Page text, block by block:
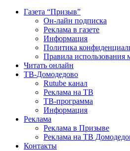
Газета “Призыв”
Он-лайн подписка
Реклама в газете
Информация
Политика
Правила использования
Читать онлайн
ТВ-Домодедово
Rutube канал
Реклама на ТВ
ТВ-программа
Информация
Реклама
Реклама в Призыве
Реклама на ТВ
Контакты